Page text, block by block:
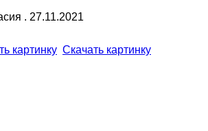
. 27.11.2021
Скачать картинку